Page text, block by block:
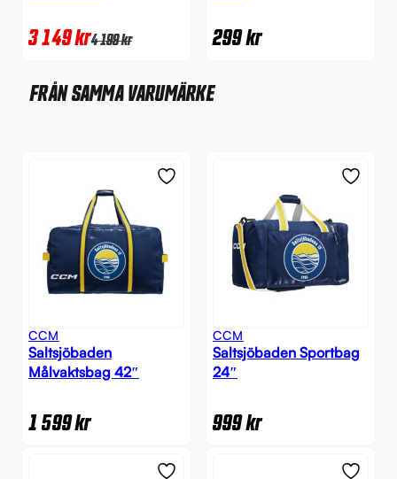
3 149kr4 199kr 299kr
FRÅN SAMMA VARUMÄRKE
CCM
Saltsjöbaden
Målvaktsbag 42″
1 599kr
CCM
Saltsjöbaden Sportbag
24″
999kr